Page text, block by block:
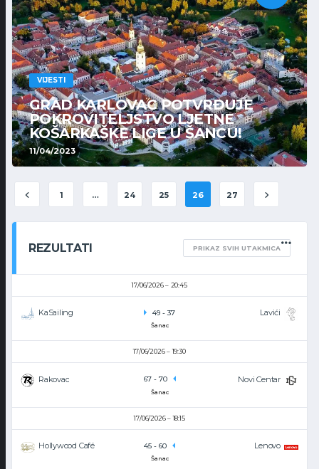
VIJESTI
GRAD KARLOVAC POTVRĐUJE
POKROVITELJSTVO LJETNE
KOŠARKAŠKE LIGE U ŠANCU!
11/04/2023
1 … 24 25 26 27
REZULTATI PRIKAZ SVIH UTAKMICA
17/06/2026 20:45
KaSailing Lavići
49 -37
Šanac
17/06/2026 19:30
Rakovac Novi Centar
67 - 70
Šanac
17/06/2026 18:15
Hollywood Café Lenovo
45 - 60
Šanac